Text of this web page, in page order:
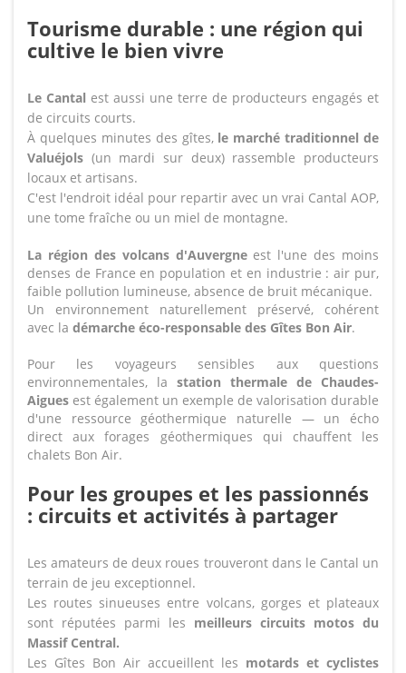
Tourisme durable : une région qui
cultive le bien vivre
Le Cantal est aussi une terre de producteurs engagés et
de circuits courts.
À quelques minutes des gîtes, le marché traditionnel de
Valuéjols (un mardi sur deux) rassemble producteurs
locaux et artisans.
C'est l'endroit idéal pour repartir avec un vrai Cantal AOP,
une tome fraîche ou un miel de montagne.
La région des volcans d'Auvergne est l'une des moins
denses de France en population et en industrie : air pur,
faible pollution lumineuse, absence de bruit mécanique.
Un environnement naturellement préservé, cohérent
avec la démarche éco-responsable des Gîtes Bon Air.
Pour les voyageurs sensibles aux questions
environnementales, la station thermale de Chaudes-
Aigues est également un exemple de valorisation durable
d'une ressource géothermique naturelle — un écho
direct aux forages géothermiques qui chauffent les
chalets Bon Air.
Pour les groupes et les passionnés
: circuits et activités à partager
Les amateurs de deux roues trouveront dans le Cantal un
terrain de jeu exceptionnel.
Les routes sinueuses entre volcans, gorges et plateaux
sont réputées parmi les meilleurs circuits motos du
Massif Central.
Les Gîtes Bon Air accueillent les motards et cyclistes